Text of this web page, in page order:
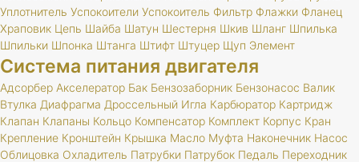
Уплотнитель Успокоители Успокоитель Фильтр Флажки Фланец
Храповик Цепь Шайба Шатун Шестерня Шкив Шланг Шпилька
Шпильки Шпонка Штанга Штифт Штуцер Щуп Элемент
Система питания двигателя
Адсорбер Акселератор Бак Бензозаборник Бензонасос Валик
Втулка Диафрагма Дроссельный Игла Карбюратор Картридж
Клапан Клапаны Кольцо Компенсатор Комплект Корпус Кран
Крепление Кронштейн Крышка Масло Муфта Наконечник Насос
Облицовка Охладитель Патрубки Патрубок Педаль Переходник